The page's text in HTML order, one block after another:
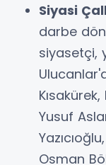
Siyasi
darbe
siyasetçi,
Yusuf
Osman